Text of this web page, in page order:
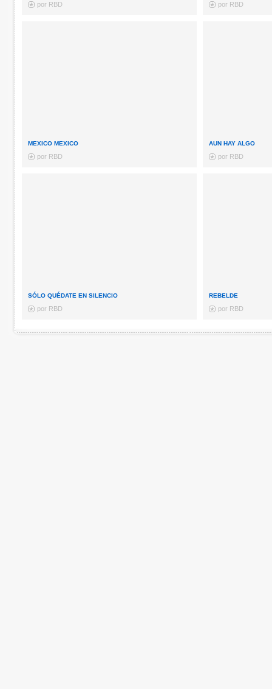
por RBD por RBD
MEXICO MEXICO
por RBD
AUN HAY ALGO
por RBD
SÓLO QUÉDATE EN SILENCIO
por RBD
REBELDE
por RBD